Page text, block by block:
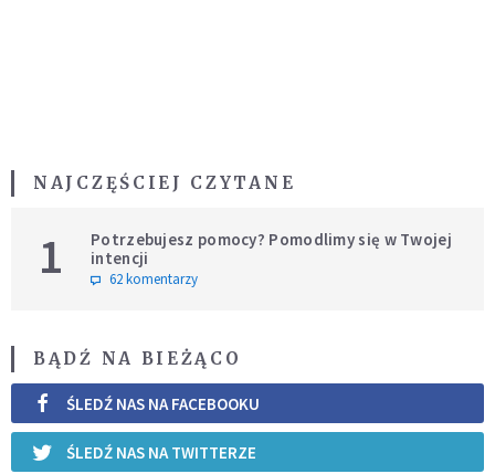
NAJCZĘŚCIEJ CZYTANE
1
Potrzebujesz pomocy? Pomodlimy się w Twojej
intencji
62 komentarzy
BĄDŹ NA BIEŻĄCO
ŚLEDŹ NAS NA FACEBOOKU
ŚLEDŹ NAS NA TWITTERZE